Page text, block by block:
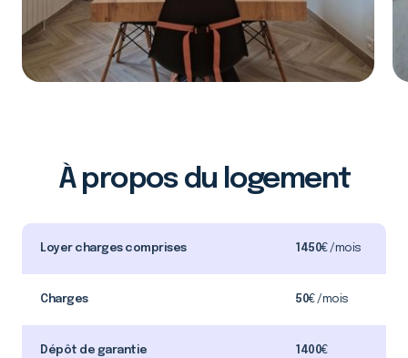
À propos du logement
Loyer charges comprises 1450€ /mois
Charges 50€ /mois
Dépôt de garantie 1400€